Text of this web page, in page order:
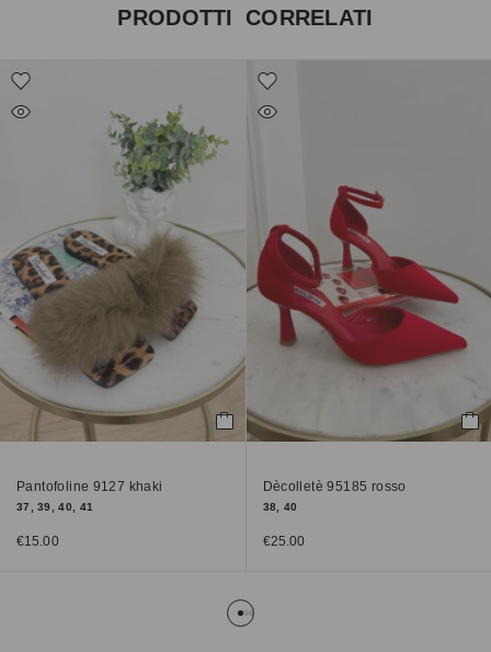
PRODOTTI CORRELATI
Pantofoline 9127 khaki
37, 39, 40, 41
€15.00
Dècolletè 95185 rosso
38, 40
€25.00